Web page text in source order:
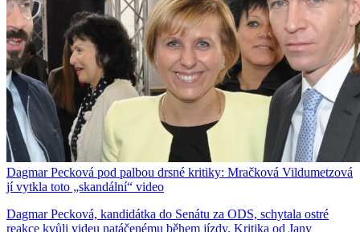
Dagmar Pecková pod palbou drsné kritiky: Mračková Vildumetzová
jí vytkla toto „skandální“ video
Dagmar Pecková, kandidátka do Senátu za ODS, schytala ostré
reakce kvůli videu natáčenému během jízdy. Kritika od Jany